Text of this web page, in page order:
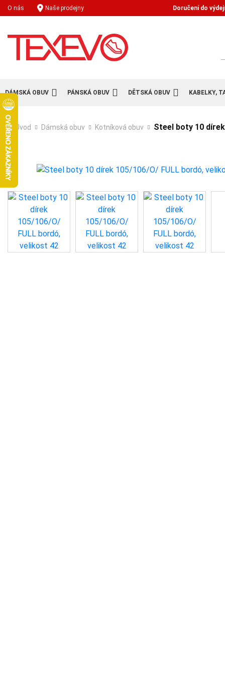
O nás Naše prodejny Doručení do
DÁMSKÁ OBUV PÁNSKÁ OBUV DĚTSKÁ OBUV KABELKY,
Úvod Dámská obuv Kotníková obuv Steel boty 10